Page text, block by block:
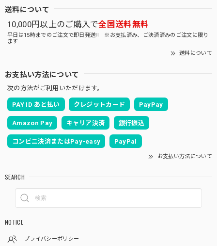
送料について
10,000円以上のご購入で全国送料無料
平日は15時までのご注文で即日発送!! ※お支払済み、ご決済済みのご注文に限り
ます
送料について
お支払い方法について
次の方法がご利用いただけます。
PAY ID あと払い クレジットカード PayPay
Amazon Pay キャリア決済 銀行振込
コンビニ決済またはPay-easy PayPal
お支払い方法について
SEARCH
NOTICE
プライバシーポリシー